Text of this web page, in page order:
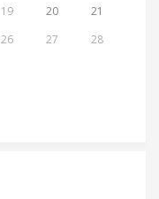
19 20
21
26 27
28